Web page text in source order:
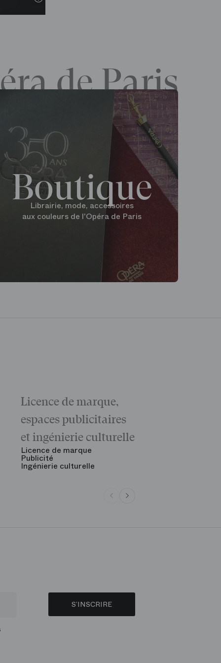
de Paris
Boutique
Librairie, mode, accessoires
aux couleurs de l'Opéra de Paris
Licence de marque,
espaces publicitaires
et ingénierie culturelle
Licence de marque
Publicité
Ingénierie culturelle
S’INSCRIRE